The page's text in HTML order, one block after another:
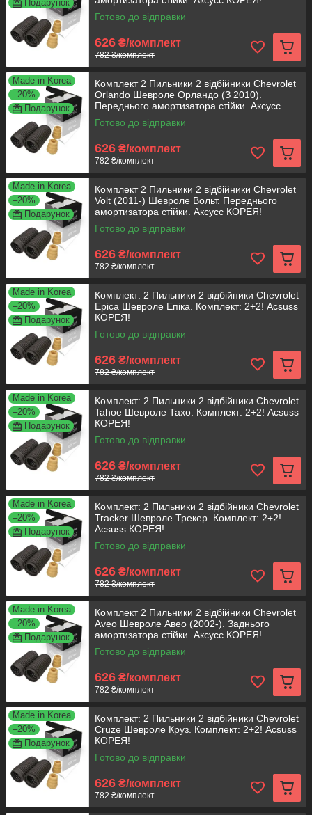
Подарунок
Готово до відправки
626 ₴/комплект
782 ₴/комплект
Made in Korea
–20%
Подарунок
Комплект 2 Пильники 2 відбійники Chevrolet
Orlando Шевроле Орландо (З 2010).
Переднього амортизатора стійки. Аксусс
КОРЕЯ!
Готово до відправки
626 ₴/комплект
782 ₴/комплект
Made in Korea
–20%
Подарунок
Комплект 2 Пильники 2 відбійники Chevrolet
Volt (2011-) Шевроле Вольт. Переднього
амортизатора стійки. Аксусс КОРЕЯ!
Готово до відправки
626 ₴/комплект
782 ₴/комплект
Made in Korea
–20%
Подарунок
Комплект: 2 Пильники 2 відбійники Chevrolet
Epica Шевроле Епіка. Комплект: 2+2! Acsuss
КОРЕЯ!
Готово до відправки
626 ₴/комплект
782 ₴/комплект
Made in Korea
–20%
Подарунок
Комплект: 2 Пильники 2 відбійники Chevrolet
Tahoe Шевроле Тахо. Комплект: 2+2! Acsuss
КОРЕЯ!
Готово до відправки
626 ₴/комплект
782 ₴/комплект
Made in Korea
–20%
Подарунок
Комплект: 2 Пильники 2 відбійники Chevrolet
Tracker Шевроле Трекер. Комплект: 2+2!
Acsuss КОРЕЯ!
Готово до відправки
626 ₴/комплект
782 ₴/комплект
Made in Korea
–20%
Подарунок
Комплект 2 Пильники 2 відбійники Chevrolet
Aveo Шевроле Авео (2002-). Заднього
амортизатора стійки. Аксусс КОРЕЯ!
Готово до відправки
626 ₴/комплект
782 ₴/комплект
Made in Korea
–20%
Подарунок
Комплект: 2 Пильники 2 відбійники Chevrolet
Cruze Шевроле Круз. Комплект: 2+2! Acsuss
КОРЕЯ!
Готово до відправки
626 ₴/комплект
782 ₴/комплект